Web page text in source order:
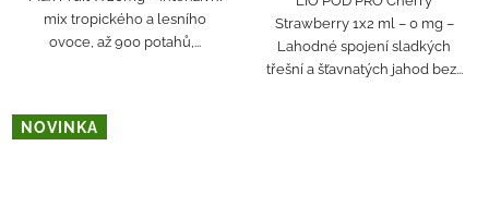
mix tropického a lesního
ovoce, až 900 potahů,...
Strawberry 1x2 ml – 0 mg –
Lahodné spojení sladkých
třešní a šťavnatých jahod bez...
NOVINKA